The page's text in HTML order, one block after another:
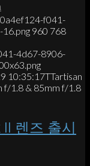
f041-
960 768
4d67-8906-
10:35:17TTartisan
f/1.8 & 85mm f/1.8
렌즈 출시